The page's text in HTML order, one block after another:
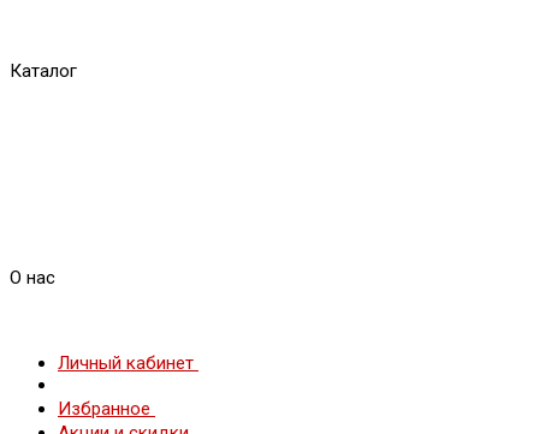
Каталог
О нас
Личный кабинет
Избранное